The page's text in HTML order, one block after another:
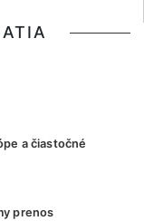
a čiastočné
prenos